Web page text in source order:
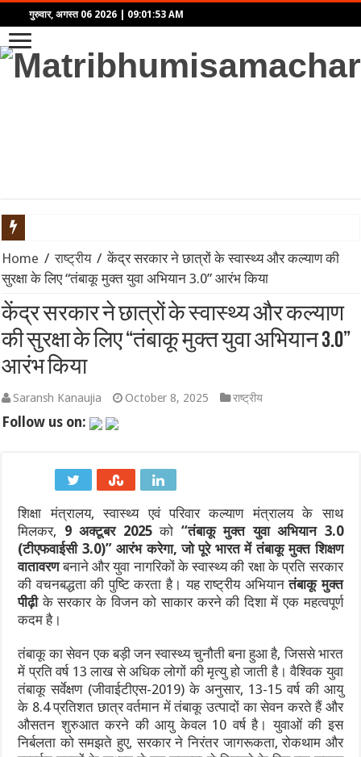
गुरुवार, अगस्त 06 2026 09:01:53 AM
महिंद्रा ने लॉन्च किया Scorpio-N का नया अवतार: पैनोरमिक सनरूफ
एथेनॉल नीति पर बने फर्जी और डीपफेक वीडियो हटाएं: बॉम्बे हाईकोर्ट का
गंगा पुल पर नॉन-इंटरलॉकिंग कार्य: दिल्ली-पटना-हावड़ा रूट की 845 ट्रेनें
JPSC-JSSC प्रदर्शन: सोनम वांगचुक से वीडियो कॉल पर बात के बाद
पाकिस्तान में सियासी भूचाल: शहबाज सरकार संकट में, 21 साल के सबसे
‘गजनी’ और ‘लगान’ फेम अभिनेता प्रदीप रावत का 74 की उम्र में निधन,
सी-डैक और भारतीय भूवैज्ञानिक सर्वेक्षण ने अगली पीढ़ी की तकनीकों के
हैदराबाद में ब्रिक्स भ्रष्टाचार-विरोधी कार्य समूह की दूसरी बैठक शुरू हुई
उपभोक्ता कार्य विभाग ने 17 से 31 अगस्त, 2026 तक सरकारी अनुमोदित
Home / राष्ट्रीय / केंद्र सरकार ने छात्रों के स्वास्थ्य और कल्याण की
सुरक्षा के लिए “तंबाकू मुक्त युवा अभियान 3.0” आरंभ किया
केंद्र सरकार ने छात्रों के स्वास्थ्य और कल्याण
की सुरक्षा के लिए “तंबाकू मुक्त युवा अभियान 3.0”
आरंभ किया
Saransh Kanaujia October 8, 2025 राष्ट्रीय
Follow us on:
शिक्षा मंत्रालय, स्वास्थ्य एवं परिवार कल्याण मंत्रालय के साथ
मिलकर, 9अक्टूबर 2025को “तंबाकू मुक्त युवा अभियान 3.0
(टीएफवाईसी3.0)”आरंभ करेगा,जो पूरे भारत में तंबाकू मुक्त शिक्षण
वातावरणबनाने और युवा नागरिकों के स्वास्थ्य की रक्षा के प्रति सरकार
की वचनबद्धता की पुष्टि करता है। यह राष्ट्रीय अभियानतंबाकू मुक्त
पीढ़ीके सरकार के विजन को साकार करने की दिशा में एक महत्वपूर्ण
कदम है।
तंबाकू का सेवन एक बड़ी जन स्वास्थ्य चुनौती बना हुआ है, जिससे भारत
में प्रति वर्ष 13 लाख से अधिक लोगों की मृत्यु हो जाती है। वैश्विक युवा
तंबाकू सर्वेक्षण (जीवाईटीएस-2019) के अनुसार, 13-15 वर्ष की आयु
के 8.4 प्रतिशत छात्र वर्तमान में तंबाकू उत्पादों का सेवन करते हैं और
औसतन शुरुआत करने की आयु केवल 10 वर्ष है। युवाओं की इस
निर्बलता को समझते हुए, सरकार ने निरंतर जागरूकता, रोकथाम और